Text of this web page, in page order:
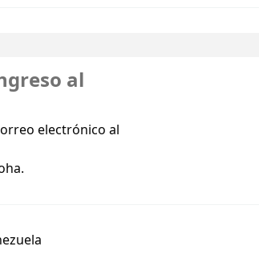
al
electrónico al